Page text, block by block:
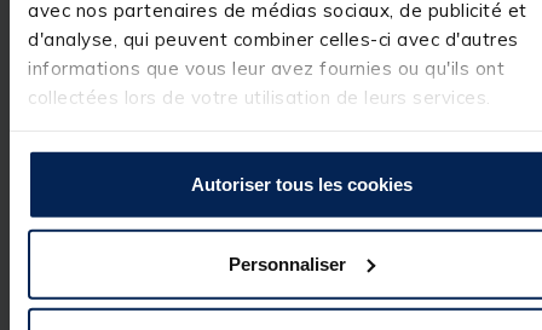
avec nos partenaires de médias sociaux, de publicité et
d'analyse, qui peuvent combiner celles-ci avec d'autres
informations que vous leur avez fournies ou qu'ils ont
collectées lors de votre utilisation de leurs services.
Autoriser tous les cookies
Personnaliser
n’ait pas été à la
hauteur de vos
attentes. Votre
retour est
important pour
votre
L’équipe Pacific
Pêche